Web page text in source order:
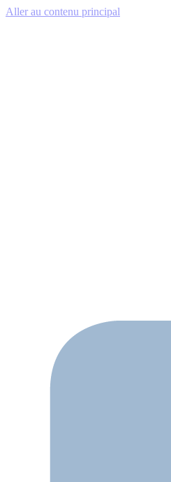
Aller au contenu principal